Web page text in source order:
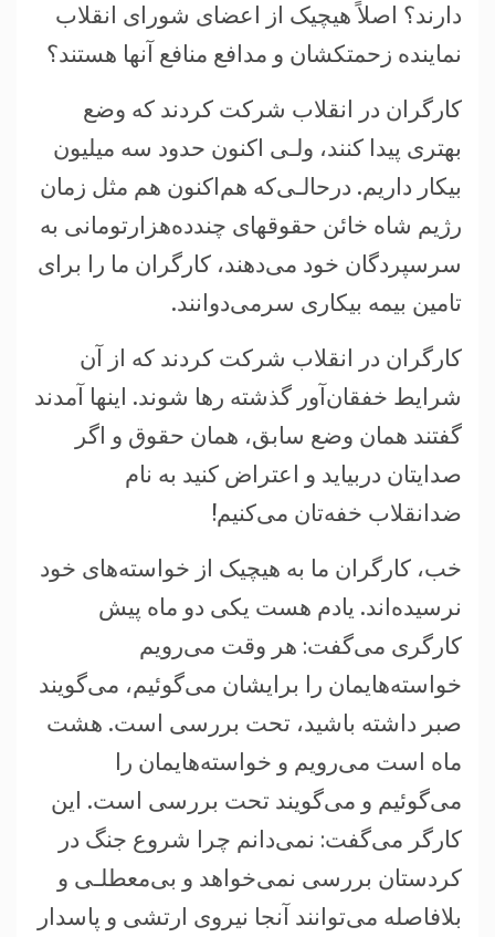
دارند؟ اصلاً هيچيک از اعضای شورای انقلاب
نماينده زحمتکشان و مدافع منافع آنها هستند؟
کارگران در انقلاب شرکت کردند که وضع
بهتری پيدا کنند، ولـی اکنون حدود سه ميليون
بيکار داريم. درحالـی‌که هم‌اکنون هم مثل زمان
رژيم شاه خائن حقوقهای چندده‌هزارتومانی به
سرسپردگان خود می‌دهند، کارگران ما را برای
تامين بيمه بيکاری سرمی‌دوانند.
کارگران در انقلاب شرکت کردند که از آن
شرايط خفقان‌آور گذشته رها شوند. اينها آمدند
گفتند همان وضع سابق، همان حقوق و اگر
صدايتان دربيايد و اعتراض کنيد به نام
ضدانقلاب خفه‌تان می‌کنيم!
خب، کارگران ما به هيچيک از خواسته‌های خود
نرسيده‌اند. يادم هست يکی دو ماه پيش
کارگری می‌گفت: هر وقت می‌رويم
خواسته‌هايمان را برايشان می‌گوئيم، می‌گويند
صبر داشته باشيد، تحت بررسی است. هشت
ماه است می‌رويم و خواسته‌هايمان را
می‌گوئيم و می‌گويند تحت بررسی است. اين
کارگر می‌گفت: نمی‌دانم چرا شروع جنگ در
کردستان بررسی نمی‌خواهد و بی‌معطلـی و
بلافاصله می‌توانند آنجا نيروی ارتشی و پاسدار